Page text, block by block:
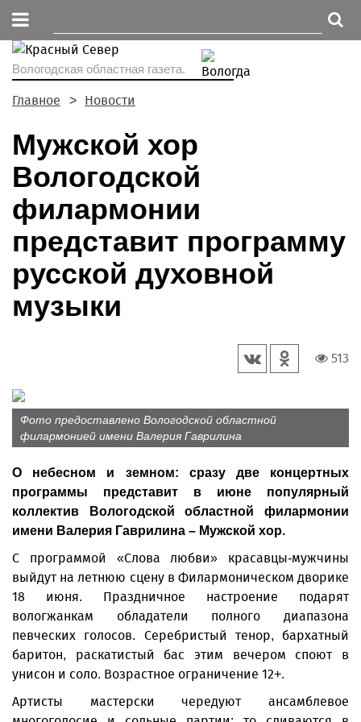
Вологодская областная газета.
Главное Новости
Мужской хор
Вологодской
филармонии
представит программу
русской духовной
музыки
513
Фото предоставлено Вологодской областной
филармонией имени Валерия Гаврилина
О небесном и земном: сразу две концертных
программы представит в июне популярный
коллектив Вологодской областной филармонии
имени Валерия Гаврилина – Мужской хор.
С программой «Слова любви» красавцы-мужчины
выйдут на летнюю сцену в Филармоническом дворике
18 июня. Праздничное настроение подарят
вологжанкам обладатели полного диапазона
певческих голосов. Серебристый тенор, бархатный
баритон, раскатистый бас этим вечером споют в
унисон и соло. Возрастное ограничение 12+.
Артисты мастерски чередуют ансамблевое